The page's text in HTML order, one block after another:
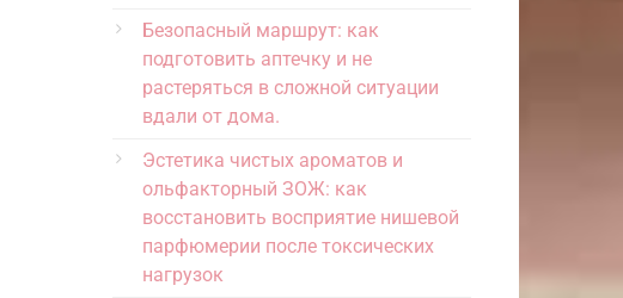
Безопасный маршрут: как
подготовить аптечку и не
растеряться в сложной ситуации
вдали от дома.
Эстетика чистых ароматов и
ольфакторный ЗОЖ: как
восстановить восприятие нишевой
парфюмерии после токсических
нагрузок